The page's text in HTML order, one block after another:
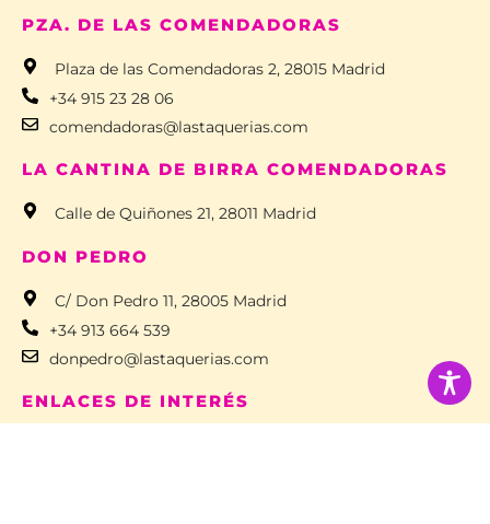
PZA. DE LAS COMENDADORAS
Plaza de las Comendadoras 2, 28015 Madrid
+34 915 23 28 06
comendadoras@lastaquerias.com
LA CANTINA DE BIRRA COMENDADORAS
Calle de Quiñones 21, 28011 Madrid
DON PEDRO
C/ Don Pedro 11, 28005 Madrid
+34 913 664 539
donpedro@lastaquerias.com
ENLACES DE INTERÉS